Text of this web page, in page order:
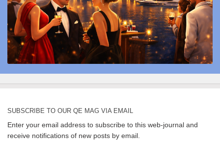
SUBSCRIBE TO OUR QE MAG VIA EMAIL
Enter your email address to subscribe to this web-journal and
receive notifications of new posts by email.